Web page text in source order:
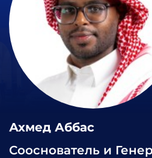
Ахмед Аббас
Сооснователь и